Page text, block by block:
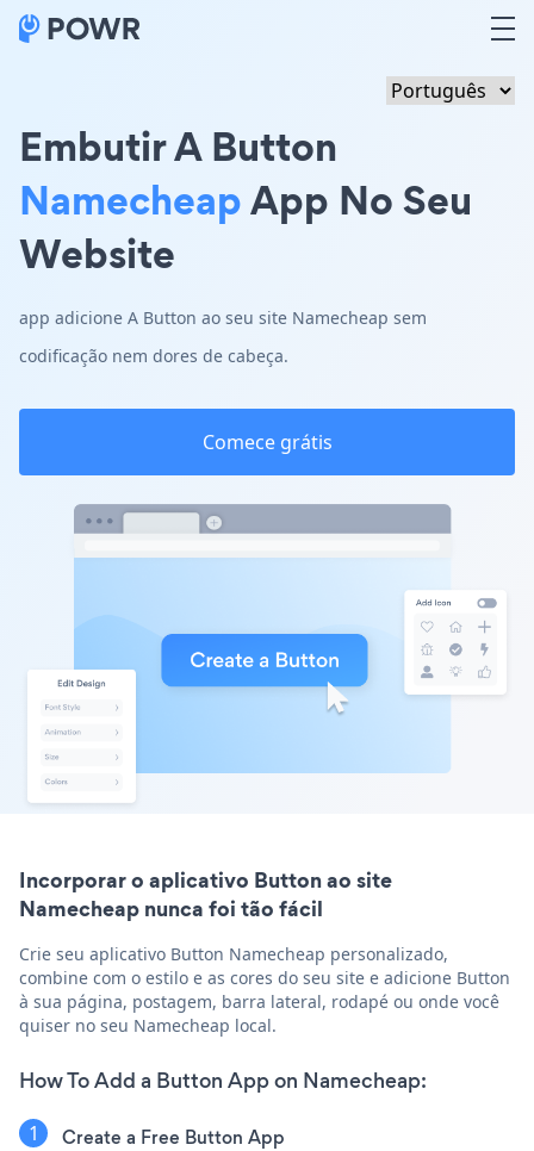
Embutir A Button
NamecheapApp No Seu
Website
app adicione A Button ao seu site Namecheap sem
codificação nem dores de cabeça.
Comece grátis
Incorporar o aplicativo Button ao site
Namecheap nunca foi tão fácil
Crie seu aplicativo Button Namecheap personalizado,
combine com o estilo e as cores do seu site e adicione Button
à sua página, postagem, barra lateral, rodapé ou onde você
quiser no seu Namecheap local.
How To Add a Button App on Namecheap:
Create a Free Button App